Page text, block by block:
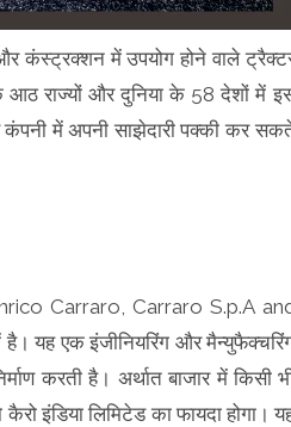
कंस्ट्रक्शन में उपयोग होने वाले
आठ राज्यों और दुनिया के 58 देशों में
कंपनी में अपनी साझेदारी पक्की कर
Carraro, Carraro S.p.A
यह एक इंजीनियरिंग और
करती है। अर्थात बाजार में किसी
इंडिया लिमिटेड का फायदा होगा।